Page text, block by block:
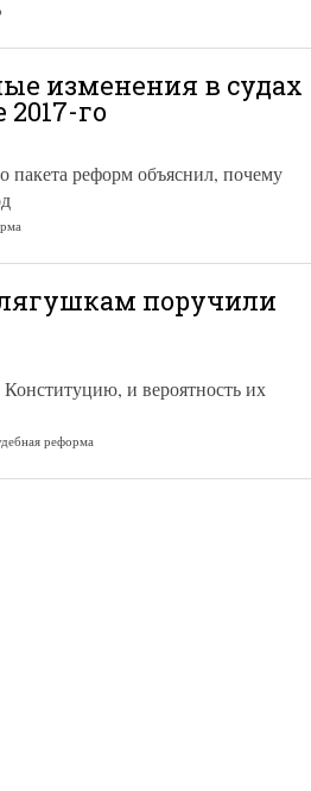
изменения в судах
го
пакета реформ объяснил, почему
поручили
и вероятность их
реформа